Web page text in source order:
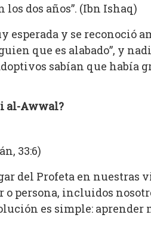
dos años”. (Ibn Ishaq)
esperada y se reconoció
que es alabado”, y
sabían que había
al-Awwal?
33:6)
del Profeta en nuestras
persona, incluidos
es simple: aprender